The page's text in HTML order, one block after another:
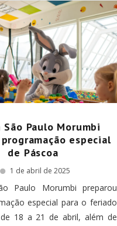
Paulo Morumbi
especial
de Páscoa
1 de abril de 2025
Paulo Morumbi preparou
especial para o feriado
18 a 21 de abril, além de